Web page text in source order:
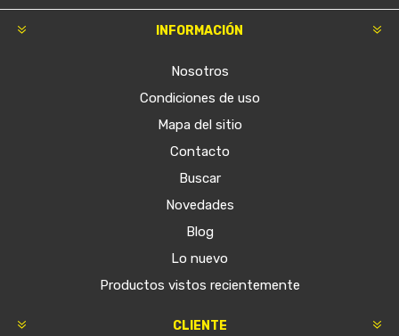
INFORMACIÓN
Nosotros
Condiciones de uso
Mapa del sitio
Contacto
Buscar
Novedades
Blog
Lo nuevo
Productos vistos recientemente
CLIENTE